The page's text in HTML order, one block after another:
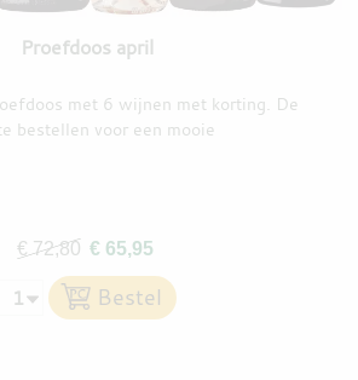
Proefdoos april
met 6 wijnen met korting. De
bestellen voor een mooie
€ 72,80 € 65,95